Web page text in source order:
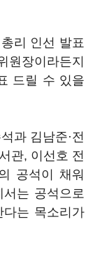
리 인선 발표
장이라든지
드릴 수 있을
과 김남준·전
관, 이선호 전
공석이 채워
는 공석으로
는 목소리가